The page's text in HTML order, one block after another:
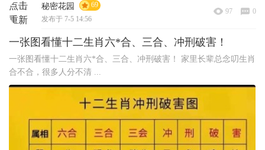
点击
重新
97 0
秘密花园
69
发布于 7-5 14:56
一张图看懂十二生肖六*合、三合、冲刑破害！
一张图看懂十二生肖六*合、三合、冲刑破害！ 家里长辈总念叨生肖
合不合，很多人分不清 ...